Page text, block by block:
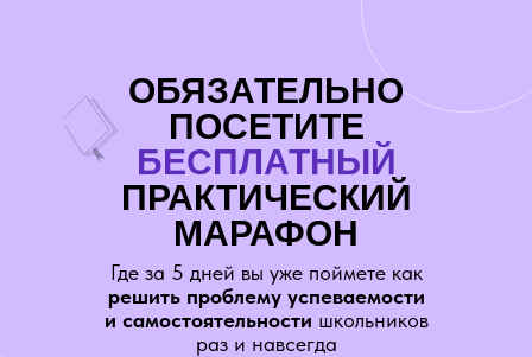
ОБЯЗАТЕЛЬНО
ПОСЕТИТЕ
БЕСПЛАТНЫЙ
ПРАКТИЧЕСКИЙ
МАРАФОН
Где за 5 дней вы уже поймете как
решить проблему успеваемости
и самостоятельности школьников
раз и навсегда